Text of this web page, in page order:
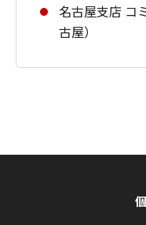
名古屋支店 コ
古屋）